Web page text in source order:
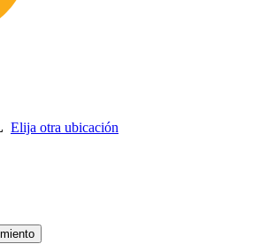
Elija otra ubicación